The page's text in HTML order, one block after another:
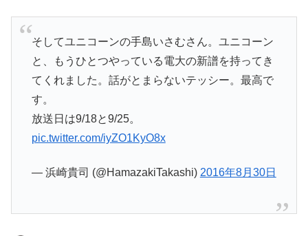
そしてユニコーンの手島いさむさん。ユニコーン
と、もうひとつやっている電大の新譜を持ってき
てくれました。話がとまらないテッシー。最高で
す。
放送日は9/18と9/25。
pic.twitter.com/iyZO1KyO8x
— 浜崎貴司 (@HamazakiTakashi) 2016年8月30日